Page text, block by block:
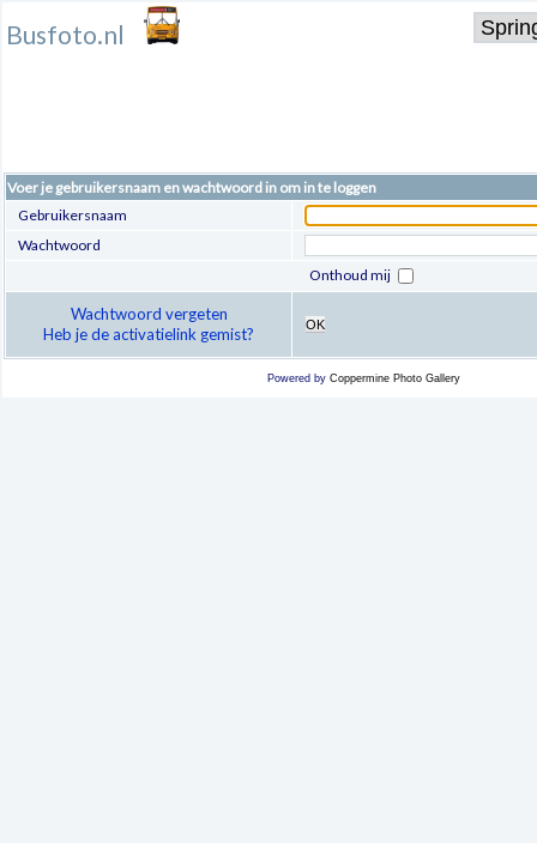
Busfoto.nl
Voer je gebruikersnaam en wachtwoord in om in te loggen
Gebruikersnaam
Wachtwoord
Onthoud mij
Wachtwoord vergeten
Heb je de activatielink gemist?
OK
Powered by Coppermine Photo Gallery